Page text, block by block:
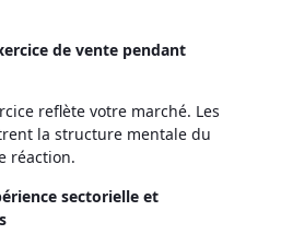
de vente pendant
reflète votre marché. Les
la structure mentale du
réaction.
sectorielle et